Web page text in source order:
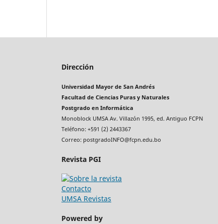
Dirección
Universidad Mayor de San Andrés
Facultad de Ciencias Puras y Naturales
Postgrado en Informática
Monoblock UMSA Av. Villazón 1995, ed. Antiguo FCPN
Teléfono: +591 (2) 2443367
Correo: postgradoINFO@fcpn.edu.bo
Revista PGI
Contacto
UMSA Revistas
Powered by